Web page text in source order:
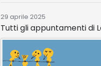
29 aprile 2025
Tutti gli appuntamenti di